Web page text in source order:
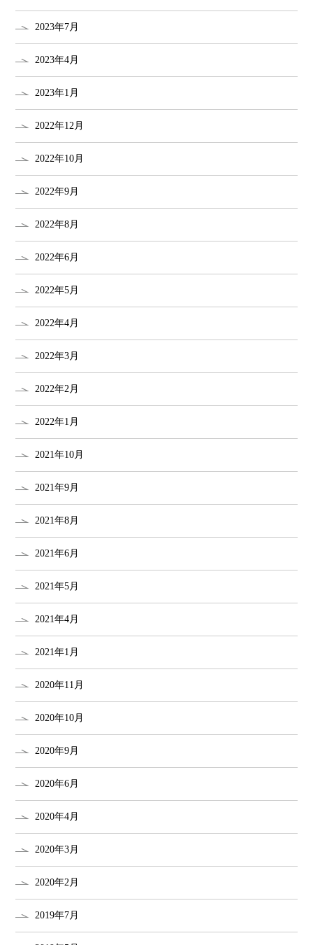
2023年7月
2023年4月
2023年1月
2022年12月
2022年10月
2022年9月
2022年8月
2022年6月
2022年5月
2022年4月
2022年3月
2022年2月
2022年1月
2021年10月
2021年9月
2021年8月
2021年6月
2021年5月
2021年4月
2021年1月
2020年11月
2020年10月
2020年9月
2020年6月
2020年4月
2020年3月
2020年2月
2019年7月